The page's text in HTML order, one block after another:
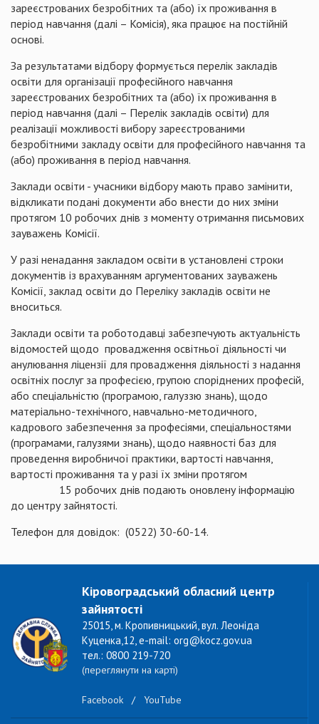
зареєстрованих безробітних та (або) їх проживання в
період навчання (далі – Комісія), яка працює на постійній
основі.
За результатами відбору формується перелік закладів
освіти для організації професійного навчання
зареєстрованих безробітних та (або) їх проживання в
період навчання (далі – Перелік закладів освіти) для
реалізації можливості вибору зареєстрованими
безробітними закладу освіти для професійного навчання та
(або) проживання в період навчання.
Заклади освіти - учасники відбору мають право замінити,
відкликати подані документи або внести до них зміни
протягом 10 робочих днів з моменту отримання письмових
зауважень Комісії.
У разі ненадання закладом освіти в установлені строки
документів із врахуванням аргументованих зауважень
Комісії, заклад освіти до Переліку закладів освіти не
вноситься.
Заклади освіти та роботодавці забезпечують актуальність
відомостей щодо провадження освітньої діяльності чи
анулювання ліцензії для провадження діяльності з надання
освітніх послуг за професією, групою споріднених професій,
або спеціальністю (програмою, галуззю знань), щодо
матеріально-технічного, навчально-методичного,
кадрового забезпечення за професіями, спеціальностями
(програмами, галузями знань), щодо наявності баз для
проведення виробничої практики, вартості навчання,
вартості проживання та у разі їх зміни протягом
15 робочих днів подають оновлену інформацію
до центру зайнятості.
Телефон для довідок: (0522) 30-60-14.
Кіровоградський обласний центр
зайнятості
25015, м. Кропивницький, вул. Леоніда
Куценка,12, e-mail: org@kocz.gov.ua
тел.: 0800 219-720
(переглянути на карті)
Facebook / YouTube